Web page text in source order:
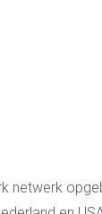
netwerk